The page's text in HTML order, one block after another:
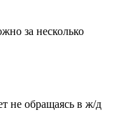
за несколько
не обращаясь в ж/д